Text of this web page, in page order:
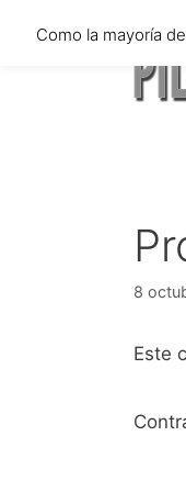
8
Este
Como la mayoría